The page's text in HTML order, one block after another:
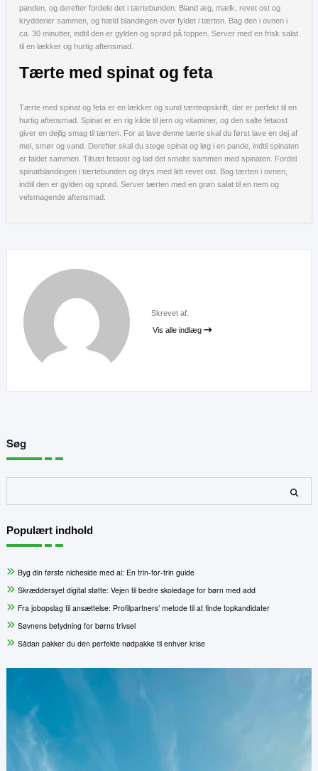
panden, og derefter fordele det i tærtebunden. Bland æg, mælk, revet ost og
krydderier sammen, og hæld blandingen over fyldet i tærten. Bag den i ovnen i
ca. 30 minutter, indtil den er gylden og sprød på toppen. Server med en frisk salat
til en lækker og hurtig aftensmad.
Tærte med spinat og feta
Tærte med spinat og feta er en lækker og sund tærteopskrift, der er perfekt til en
hurtig aftensmad. Spinat er en rig kilde til jern og vitaminer, og den salte fetaost
giver en dejlig smag til tærten. For at lave denne tærte skal du først lave en dej af
mel, smør og vand. Derefter skal du stege spinat og løg i en pande, indtil spinaten
er faldet sammen. Tilsæt fetaost og lad det smelte sammen med spinaten. Fordel
spinatblandingen i tærtebunden og drys med lidt revet ost. Bag tærten i ovnen,
indtil den er gylden og sprød. Server tærten med en grøn salat til en nem og
velsmagende aftensmad.
Skrevet af:
Vis alle indlæg
Søg
Populært indhold
Byg din første nicheside med ai: En trin-for-trin guide
Skræddersyet digital støtte: Vejen til bedre skoledage for børn med add
Fra jobopslag til ansættelse: Profilpartners’ metode til at finde topkandidater
Søvnens betydning for børns trivsel
Sådan pakker du den perfekte nødpakke til enhver krise